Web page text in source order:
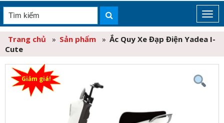
Trang chủ » Sản phẩm » Ắc Quy Xe Đạp Điện Yadea I-
Cute
Giảm giá!